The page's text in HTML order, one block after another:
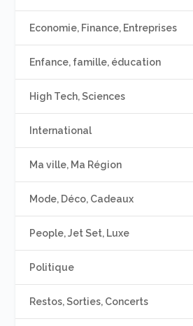
Economie, Finance, Entreprises
Enfance, famille, éducation
High Tech, Sciences
International
Ma ville, Ma Région
Mode, Déco, Cadeaux
People, Jet Set, Luxe
Politique
Restos, Sorties, Concerts